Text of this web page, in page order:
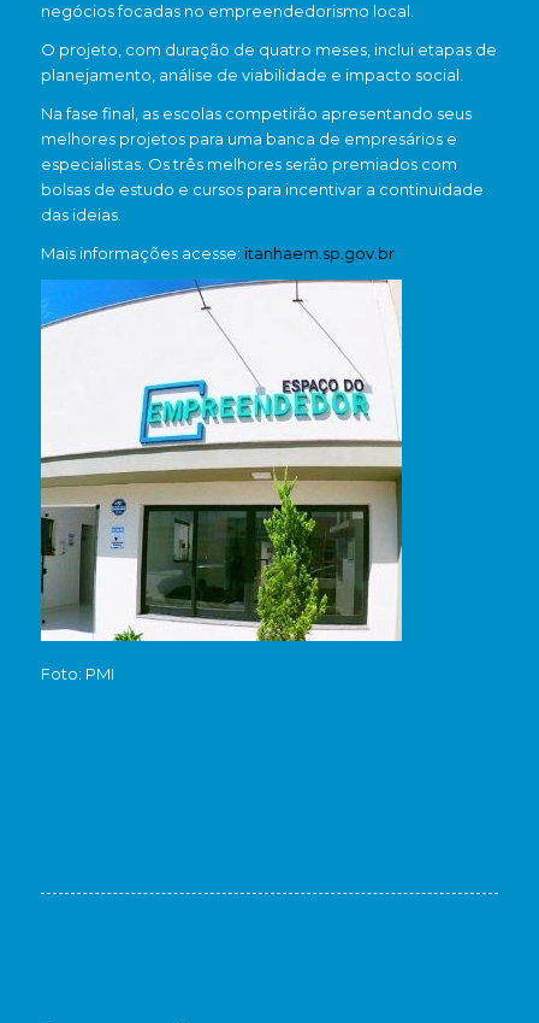
negócios focadas no empreendedorismo local.
O projeto, com duração de quatro meses, inclui etapas de
planejamento, análise de viabilidade e impacto social.
Na fase final, as escolas competirão apresentando seus
melhores projetos para uma banca de empresários e
especialistas. Os três melhores serão premiados com
bolsas de estudo e cursos para incentivar a continuidade
das ideias.
Mais informações acesse: itanhaem.sp.gov.br
Foto: PMI